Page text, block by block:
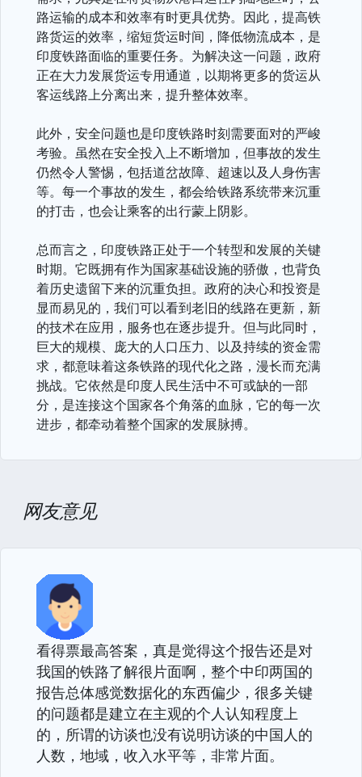
路运输的成本和效率有时更具优势。因此，提高铁
路货运的效率，缩短货运时间，降低物流成本，是
印度铁路面临的重要任务。为解决这一问题，政府
正在大力发展货运专用通道，以期将更多的货运从
客运线路上分离出来，提升整体效率。
此外，安全问题也是印度铁路时刻需要面对的严峻
考验。虽然在安全投入上不断增加，但事故的发生
仍然令人警惕，包括道岔故障、超速以及人身伤害
等。每一个事故的发生，都会给铁路系统带来沉重
的打击，也会让乘客的出行蒙上阴影。
总而言之，印度铁路正处于一个转型和发展的关键
时期。它既拥有作为国家基础设施的骄傲，也背负
着历史遗留下来的沉重负担。政府的决心和投资是
显而易见的，我们可以看到老旧的线路在更新，新
的技术在应用，服务也在逐步提升。但与此同时，
巨大的规模、庞大的人口压力、以及持续的资金需
求，都意味着这条铁路的现代化之路，漫长而充满
挑战。它依然是印度人民生活中不可或缺的一部
分，是连接这个国家各个角落的血脉，它的每一次
进步，都牵动着整个国家的发展脉搏。
网友意见
看得票最高答案，真是觉得这个报告还是对
我国的铁路了解很片面啊，整个中印两国的
报告总体感觉数据化的东西偏少，很多关键
的问题都是建立在主观的个人认知程度上
的，所谓的访谈也没有说明访谈的中国人的
人数，地域，收入水平等，非常片面。